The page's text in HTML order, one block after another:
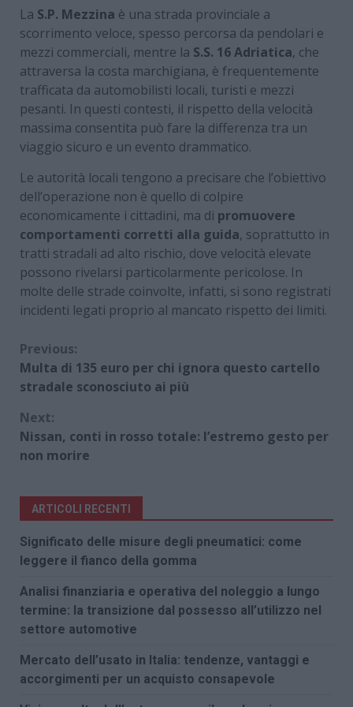
La S.P. Mezzina è una strada provinciale a
scorrimento veloce, spesso percorsa da pendolari e
mezzi commerciali, mentre la S.S. 16 Adriatica, che
attraversa la costa marchigiana, è frequentemente
trafficata da automobilisti locali, turisti e mezzi
pesanti. In questi contesti, il rispetto della velocità
massima consentita può fare la differenza tra un
viaggio sicuro e un evento drammatico.
Le autorità locali tengono a precisare che l’obiettivo
dell’operazione non è quello di colpire
economicamente i cittadini, ma di promuovere
comportamenti corretti alla guida, soprattutto in
tratti stradali ad alto rischio, dove velocità elevate
possono rivelarsi particolarmente pericolose. In
molte delle strade coinvolte, infatti, si sono registrati
incidenti legati proprio al mancato rispetto dei limiti.
Continue
Reading
Previous:
Multa di 135 euro per chi ignora questo cartello
stradale sconosciuto ai più
Next:
Nissan, conti in rosso totale: l’estremo gesto per
non morire
ARTICOLI RECENTI
Significato delle misure degli pneumatici: come
leggere il fianco della gomma
Analisi finanziaria e operativa del noleggio a lungo
termine: la transizione dal possesso all’utilizzo nel
settore automotive
Mercato dell’usato in Italia: tendenze, vantaggi e
accorgimenti per un acquisto consapevole